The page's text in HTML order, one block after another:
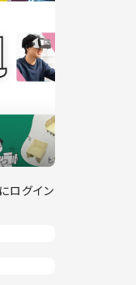
ログイン